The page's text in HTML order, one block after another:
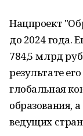
Нацпроект
до 2024 года.
784,5 млрд
результате
глобальная
образования,
ведущих